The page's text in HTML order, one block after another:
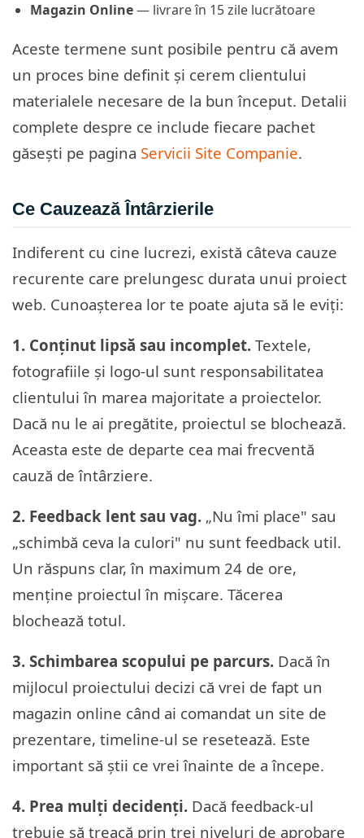
Magazin Online— livrare în 15 zile lucrătoare
Aceste termene sunt posibile pentru că avem
un proces bine definit și cerem clientului
materialele necesare de la bun început. Detalii
complete despre ce include fiecare pachet
găsești pe pagina Servicii Site Companie.
Ce Cauzează Întârzierile
Indiferent cu cine lucrezi, există câteva cauze
recurente care prelungesc durata unui proiect
web. Cunoașterea lor te poate ajuta să le eviți:
1. Conținut lipsă sau incomplet. Textele,
fotografiile și logo-ul sunt responsabilitatea
clientului în marea majoritate a proiectelor.
Dacă nu le ai pregătite, proiectul se blochează.
Aceasta este de departe cea mai frecventă
cauză de întârziere.
2. Feedback lent sau vag. „Nu îmi place" sau
„schimbă ceva la culori" nu sunt feedback util.
Un răspuns clar, în maximum 24 de ore,
menține proiectul în mișcare. Tăcerea
blochează totul.
3. Schimbarea scopului pe parcurs. Dacă în
mijlocul proiectului decizi că vrei de fapt un
magazin online când ai comandat un site de
prezentare, timeline-ul se resetează. Este
important să știi ce vrei înainte de a începe.
4. Prea mulți decidenți. Dacă feedback-ul
trebuie să treacă prin trei niveluri de aprobare